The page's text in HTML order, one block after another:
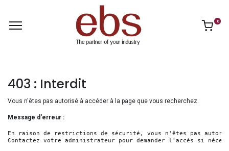
0
403 : Interdit
Vous n'êtes pas autorisé à accéder à la page que vous recherchez.
Message d'erreur :
En raison de restrictions de sécurité, vous n'êtes pas
Contactez votre administrateur pour demander l'accès si